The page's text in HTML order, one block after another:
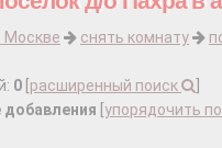
Москве снять комнату
0 расширенный поиск
добавления упорядочить